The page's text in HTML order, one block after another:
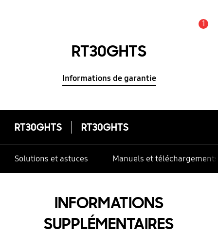
1
RT30GHTS
Informations de garantie
RT30GHTS RT30GHTS
Solutions et astuces Manuels et téléchargements
INFORMATIONS
SUPPLÉMENTAIRES